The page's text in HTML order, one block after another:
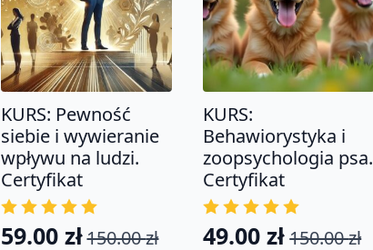
KURS: Pewność
siebie i wywieranie
wpływu na ludzi.
Certyfikat
150.00zł
59.00 zł
KURS:
Behawiorystyka i
zoopsychologia psa.
Certyfikat
150.00zł
49.00zł